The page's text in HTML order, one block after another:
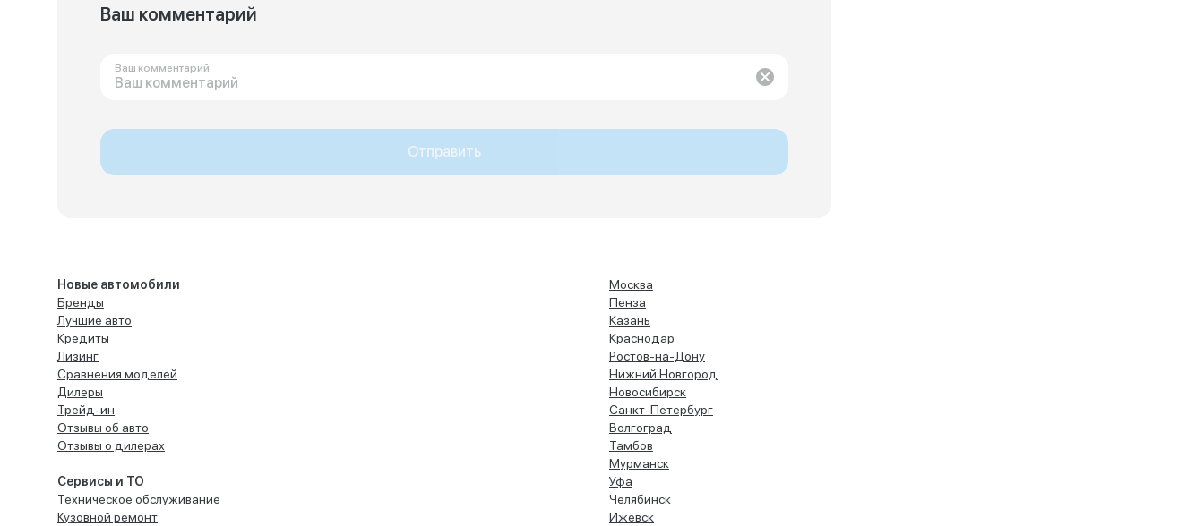
Ваш комментарий
Ваш комментарий
Отправить
Новые автомобили
Бренды
Лучшие авто
Кредиты
Лизинг
Сравнения моделей
Дилеры
Трейд-ин
Отзывы об авто
Отзывы о дилерах
Сервисы и ТО
Техническое обслуживание
Кузовной ремонт
Москва
Пенза
Казань
Краснодар
Ростов-на-Дону
Нижний Новгород
Новосибирск
Санкт-Петербург
Волгоград
Тамбов
Мурманск
Уфа
Челябинск
Ижевск